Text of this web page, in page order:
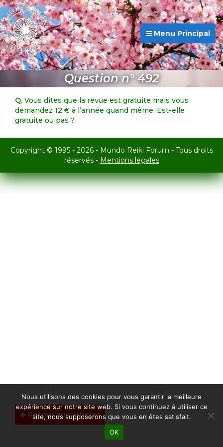
Menu Principal
Question n° 492
Retour aux articles
Q. Vous dites que la revue est gratuite mais vous
demandez 12 € à l’année quand même. Est-elle
gratuite ou pas ?
Copyright © 1995 - 2026 - Mundo Reiki Forum - Tous droits
réservés - Mentions légales
Nous utilisons des cookies pour vous garantir la meilleure
expérience sur notre site web. Si vous continuez à utiliser ce
site, nous supposerons que vous en êtes satisfait.
OK